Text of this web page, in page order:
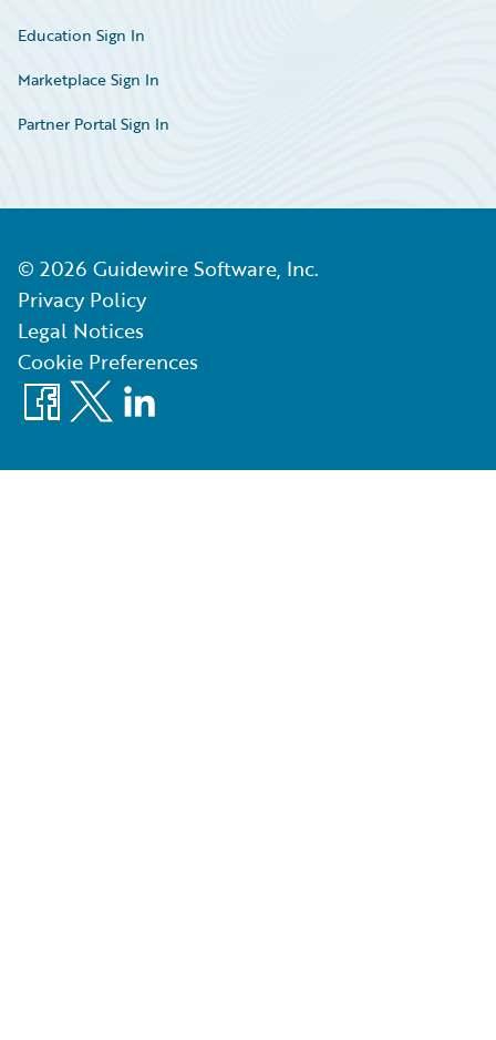
Education Sign In
Marketplace Sign In
Partner Portal Sign In
© 2026 Guidewire Software, Inc.
Privacy Policy
Legal Notices
Cookie Preferences
Facebook
X LinkedIn